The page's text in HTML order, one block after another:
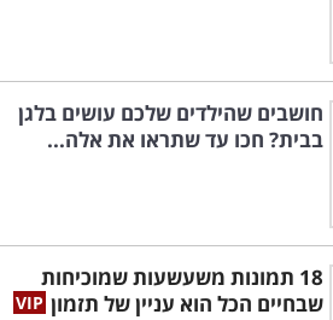
חושבים שהילדים שלכם עושים בלגן
בבית? חכו עד שתראו את אלה...
18 תמונות משעשעות שמוכיחות
שבחיים הכל הוא עניין של תזמון